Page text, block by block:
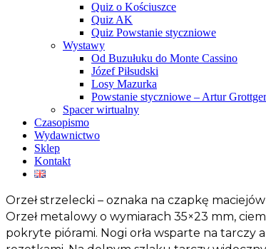
Quiz o Kościuszce
Quiz AK
Quiz Powstanie styczniowe
Wystawy
Od Buzułuku do Monte Cassino
Józef Piłsudski
Losy Mazurka
Powstanie styczniowe – Artur Grottger
Spacer wirtualny
Czasopismo
Wydawnictwo
Sklep
Kontakt
Orzeł strzelecki – oznaka na czapkę
Orzeł metalowy o wymiarach 35×23 mm,
pokryte piórami. Nogi orła wsparte na tarczy